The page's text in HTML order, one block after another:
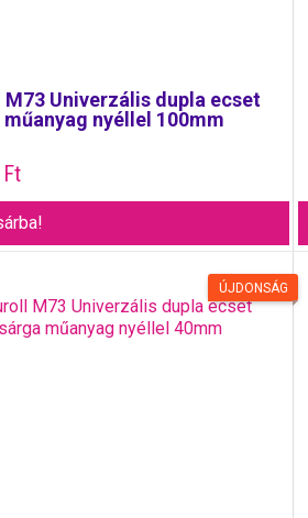
M73 Univerzális dupla ecset
nyéllel 100mm
Ft
ÚJDONSÁG